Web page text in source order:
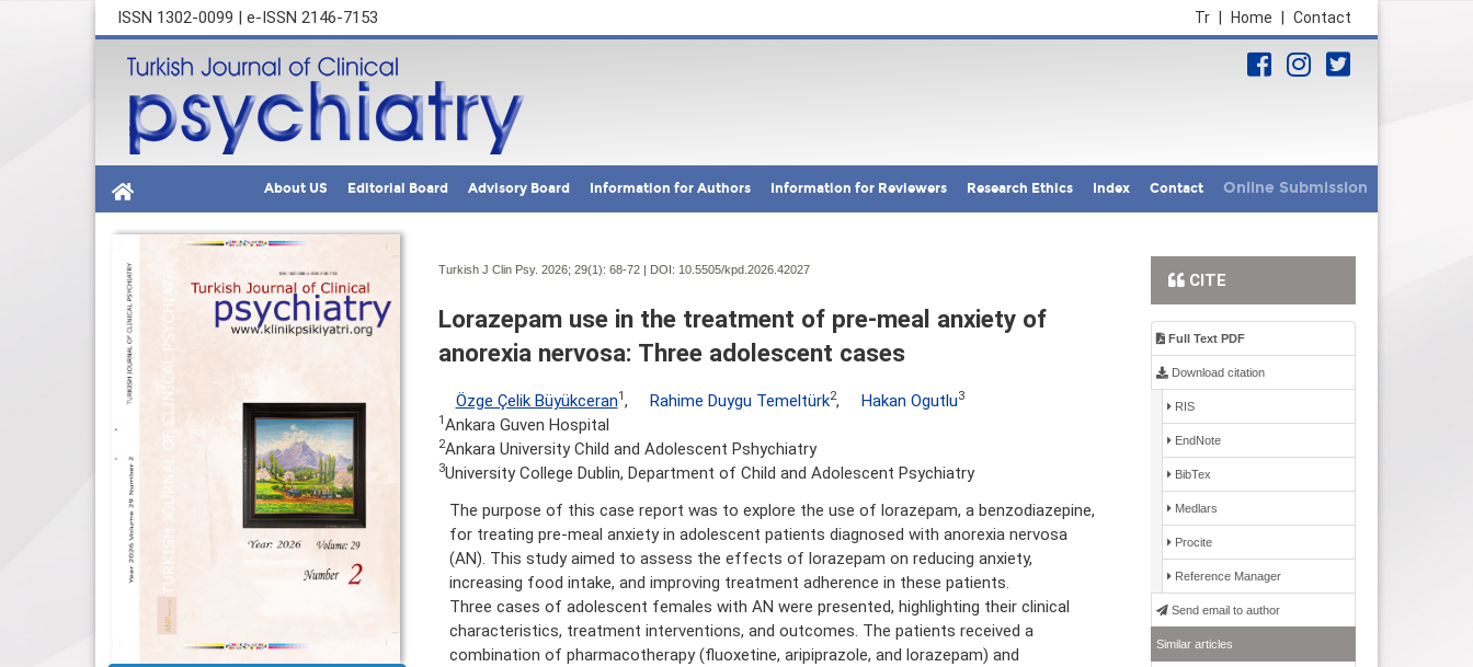
ISSN 1302-0099 | e-ISSN 2146-7153 Contact
Home
Tr
About US Editorial Board Advisory Board Information for Authors Information for Reviewers Research Ethics Index Contact Online Submission
Turkish J Clin Psy. 2026; 29(1): 68-72 | DOI: 10.5505/kpd.2026.42027
Lorazepam use in the treatment of pre-meal anxiety of
anorexia nervosa: Three adolescent cases
Özge Çelik Büyükceran1 , Rahime Duygu Temeltürk2, Hakan Ogutlu3
1 Ankara Guven Hospital
2Ankara University Child and Adolescent Pshychiatry
3University College Dublin, Department of Child and Adolescent Psychiatry
The purpose of this case report was to explore the use of lorazepam, a benzodiazepine,
for treating pre-meal anxiety in adolescent patients diagnosed with anorexia nervosa
(AN). This study aimed to assess the effects of lorazepam on reducing anxiety,
increasing food intake, and improving treatment adherence in these patients.
Three cases of adolescent females with AN were presented, highlighting their clinical
characteristics, treatment interventions, and outcomes. The patients received a
combination of pharmacotherapy (fluoxetine, aripiprazole, and lorazepam) and
CITE
Full Text PDF
Download citation
RIS
EndNote
BibTex
Medlars
Procite
Reference Manager
Send email to author
Similar articles